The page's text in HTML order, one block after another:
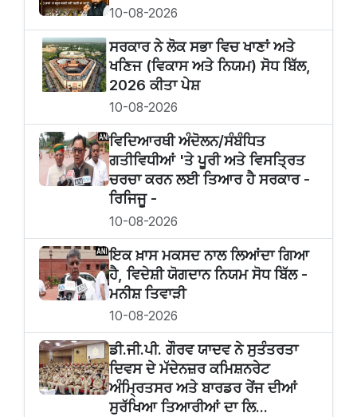
10-08-2026
ਸਰਕਾਰ ਨੇ ਲੋਕ ਸਭਾ ਵਿਚ ਖਾਣਾਂ ਅਤੇ
ਖਣਿਜ (ਵਿਕਾਸ ਅਤੇ ਨਿਯਮ) ਸੋਧ ਬਿੱਲ,
2026 ਕੀਤਾ ਪੇਸ਼
10-08-2026
ਵਿਦਿਆਰਥੀ ਅੰਦੋਲਨ/ਸੰਬੰਧਿਤ
ਗਤੀਵਿਧੀਆਂ 'ਤੇ ਪੂਰੀ ਅਤੇ ਵਿਸਤ੍ਰਿਤ
ਚਰਚਾ ਕਰਨ ਲਈ ਤਿਆਰ ਹੈ ਸਰਕਾਰ -
ਰਿਜਿਜੂ -
10-08-2026
ਇਕ ਖ਼ਾਸ ਮਕਸਦ ਨਾਲ ਲਿਆਂਦਾ ਗਿਆ
ਹੈ, ਵਿਦੇਸ਼ੀ ਯੋਗਦਾਨ ਨਿਯਮ ਸੋਧ ਬਿੱਲ -
ਮਨੀਸ਼ ਤਿਵਾੜੀ
10-08-2026
ਡੀ.ਜੀ.ਪੀ. ਗੌਰਵ ਯਾਦਵ ਨੇ ਸੁਤੰਤਰਤਾ
ਦਿਵਸ ਦੇ ਮੱਦੇਨਜ਼ਰ ਕਮਿਸ਼ਨਰੇਟ
ਅੰਮ੍ਰਿਤਸਰ ਅਤੇ ਬਾਰਡਰ ਰੇਂਜ ਦੀਆਂ
ਸੁਰੱਖਿਆ ਤਿਆਰੀਆਂ ਦਾ ਲਿ...